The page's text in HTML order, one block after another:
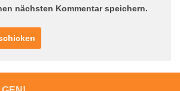
nächsten Kommentar speichern.